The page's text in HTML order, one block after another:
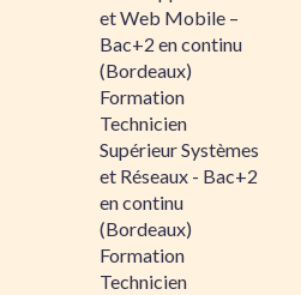
et Web Mobile –
Bac+2 en continu
(Bordeaux)
Formation
Technicien
Supérieur Systèmes
et Réseaux - Bac+2
en continu
(Bordeaux)
Formation
Technicien